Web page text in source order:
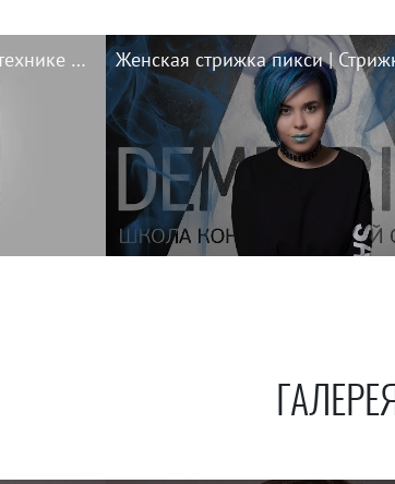
Стрижка на короткие волосы в технике DEMETRIUS